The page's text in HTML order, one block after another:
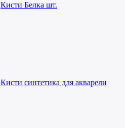
Кисти Белка шт.
Кисти синтетика для акварели